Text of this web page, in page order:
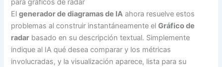
para gráficos de radar
Elgenerador de diagramas de IA ahora resuelve estos
problemas al construir instantáneamente elGráfico de
radar basado en su descripción textual. Simplemente
indique al IA qué desea comparar y los métricas
involucradas, y la visualización aparece, lista para su